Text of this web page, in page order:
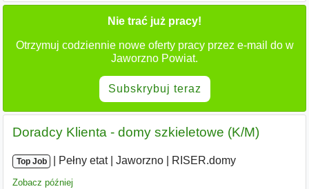
Nie trać już pracy!
Otrzymuj codziennie nowe oferty pracy przez e-mail do w
Jaworzno Powiat.
Subskrybuj teraz
Doradcy Klienta - domy szkieletowe (K/M)
Top Job Pełny etat| Jaworzno RISER.domy
Zobacz później